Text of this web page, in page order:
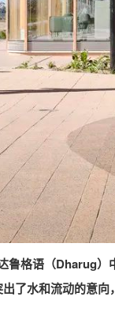
鲁格语（Dharug
了水和流动的意